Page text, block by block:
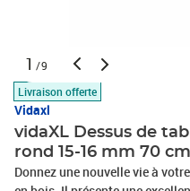
1 /9
Livraison offerte
Vidaxl
vidaXL Dessus de
rond 15-16 mm 70 cm
Donnez une nouvelle vie à